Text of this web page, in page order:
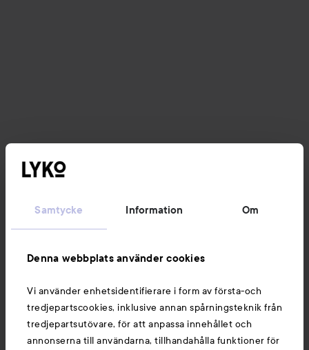
Samtycke Information Om
Denna webbplats använder cookies
Vi använder enhetsidentifierare i form av första-och
tredjepartscookies, inklusive annan spårningsteknik från
tredjepartsutövare, för att anpassa innehållet och
annonserna till användarna, tillhandahålla funktioner för